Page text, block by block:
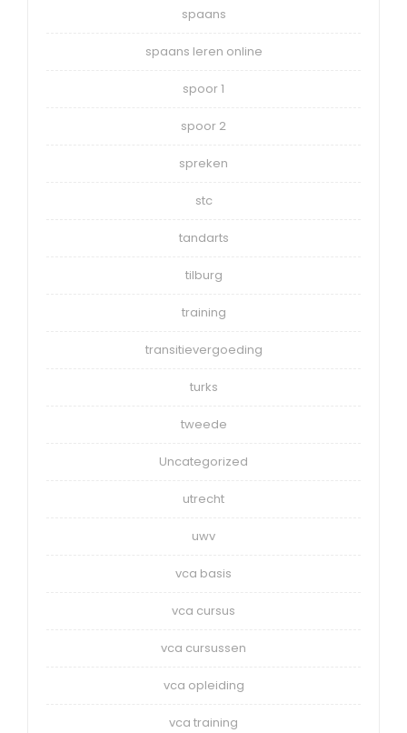
spaans
spaans leren online
spoor 1
spoor 2
spreken
stc
tandarts
tilburg
training
transitievergoeding
turks
tweede
Uncategorized
utrecht
uwv
vca basis
vca cursus
vca cursussen
vca opleiding
vca training